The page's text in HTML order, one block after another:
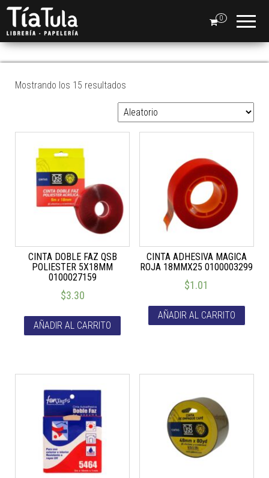
0
CINTAS ADHESIVAS
Mostrando los 15 resultados
CINTA DOBLE FAZ QSB
POLIESTER 5X18MM
0100027159
$3.30
AÑADIR AL CARRITO
CINTA ADHESIVA MAGICA
ROJA 18MMX25 0100003299
$1.01
AÑADIR AL CARRITO